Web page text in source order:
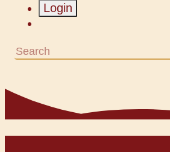
Login